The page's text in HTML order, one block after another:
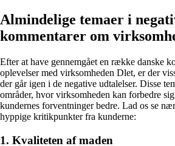
Almindelige temaer i
kommentarer om
Efter at have gennemgået en række danske
oplevelser med virksomheden Dlet, er der
der går igen i de negative udtalelser. Disse
områder, hvor virksomheden kan forbedre
kundernes forventninger bedre. Lad os se
hyppige kritikpunkter fra kunderne:
1. Kvaliteten af maden